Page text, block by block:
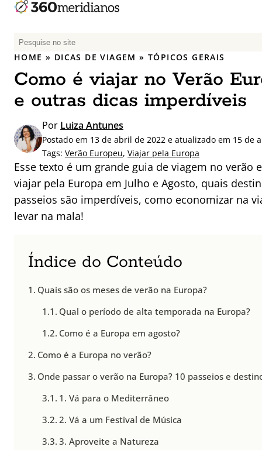
P
e
q
u
i
a
r
p
o
:
HOME » DICAS DE VIAGEM »TÓPICOS GERAIS
Como é viajar no Verão
e outras dicas imperdíveis
Por Luiza Antunes
Postado em 13 de abril de 2022 e atualizado em 15 de
Tags: Verão Europeu, Viajar pela Europa
Esse texto é um grande guia de viagem no verão
viajar pela Europa em Julho e Agosto, quais
passeios são imperdíveis, como economizar na
levar na mala!
Índice do Conteúdo
Quais são os meses de verão na Europa?
Qual o período de alta temporada na Europa?
Como é a Europa em agosto?
Como é a Europa no verão?
Onde passar o verão na Europa? 10 passeios e
1. Vá para o Mediterrâneo
2. Vá a um Festival de Música
3. Aproveite a Natureza